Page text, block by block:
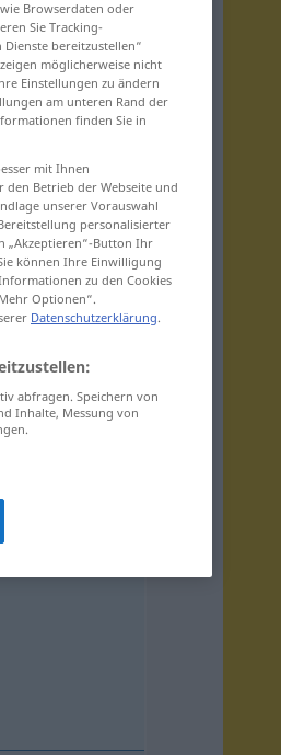
Browserdaten oder
Sie Tracking-
bereitzustellen“
möglicherweise nicht
Einstellungen zu ändern
am unteren Rand der
finden Sie in
mit Ihnen
Betrieb der Webseite und
unserer Vorauswahl
personalisierter
„Akzeptieren“-Button Ihr
können Ihre Einwilligung
zu den Cookies
Optionen“.
Datenschutzerklärung.
abfragen. Speichern von
Inhalte, Messung von